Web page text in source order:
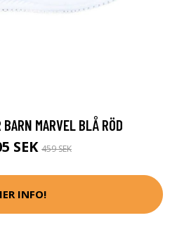
BARN MARVEL BLÅ RÖD
SEK 459 SEK
INFO!